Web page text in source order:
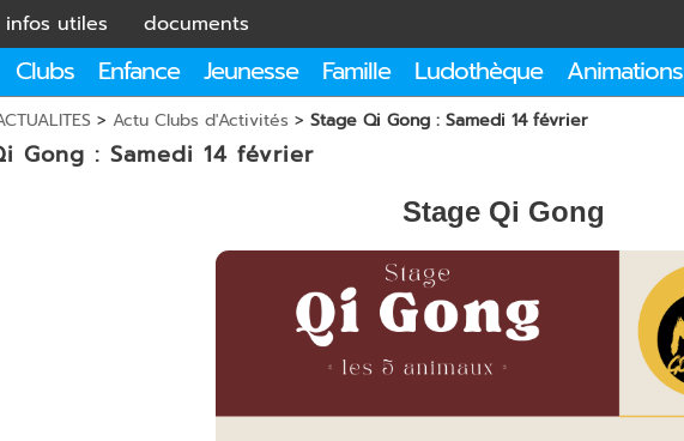
infos utiles documents
Clubs Enfance Jeunesse Famille Ludothèque Animations
> Actu Clubs d'Activités > Stage Qi Gong : Samedi 14 février
Gong : Samedi 14 février
Stage Qi Gong